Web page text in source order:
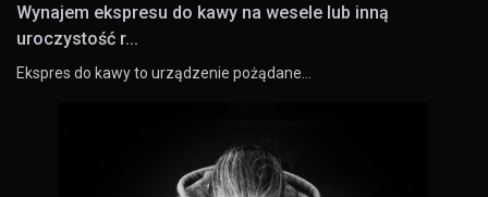
Wynajem ekspresu do kawy na wesele lub inną
uroczystość r...
Ekspres do kawy to urządzenie pożądane…